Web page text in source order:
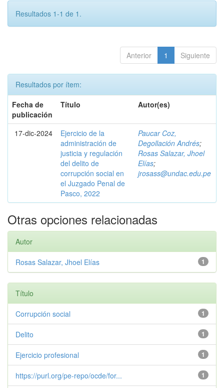
Resultados 1-1 de 1.
Anterior 1 Siguiente
Resultados por ítem:
Fecha de
publicación
Título Autor(es)
17-dic-2024
Ejercicio de la
administración de
justicia y regulación
del delito de
corrupción social en
el Juzgado Penal de
Pasco, 2022
Paucar Coz,
Degollación Andrés;
Rosas Salazar, Jhoel
Elías;
jrosass@undac.edu.pe
Otras opciones relacionadas
Autor
1
Rosas Salazar, Jhoel Elías
Título
1
Corrupción social
1
Delito
1
Ejercicio profesional
1
https://purl.org/pe-repo/ocde/for...